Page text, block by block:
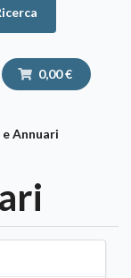
0,00 €
Annuari